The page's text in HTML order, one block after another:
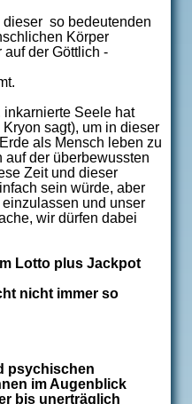
so bedeutenden
Körper
auf der Göttlich -
inkarnierte Seele hat
sagt), um in dieser
als Mensch leben zu
der überbewussten
Zeit und dieser
sein würde, aber
und unser
wir dürfen dabei
Lotto plus Jackpot
nicht immer so
psychischen
im Augenblick
bis unerträglich